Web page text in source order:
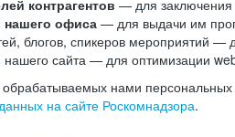
контрагентов — для заключения
нашего офиса — для выдачи им
блогов, спикеров мероприятий —
нашего сайта — для оптимизации
нами персональных
на сайте Роскомнадзора.